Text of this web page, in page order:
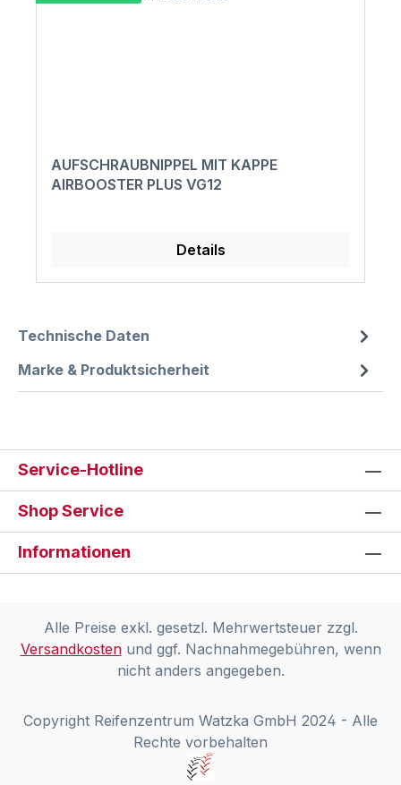
AUFSCHRAUBNIPPEL MIT KAPPE
AIRBOOSTER PLUS VG12
Details
Technische Daten
Marke & Produktsicherheit
Service-Hotline
Shop Service
Informationen
Alle Preise exkl. gesetzl. Mehrwertsteuer zzgl.
Versandkostenund ggf. Nachnahmegebühren, wenn
nicht anders angegeben.
Copyright Reifenzentrum Watzka GmbH 2024 - Alle
Rechte vorbehalten